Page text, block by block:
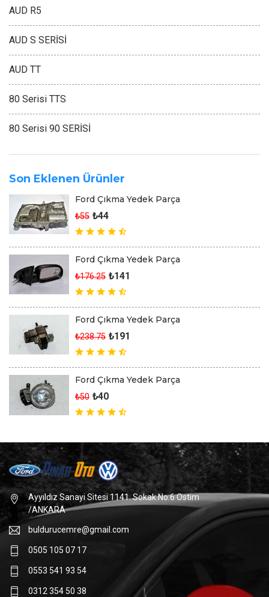
AUD R5
AUD S SERİSİ
AUD TT
80 Serisi TTS
80 Serisi 90 SERİSİ
Son Eklenen Ürünler
Ford Çıkma Yedek Parça
₺55 ₺44
Ford Çıkma Yedek Parça
₺176.25 ₺141
Ford Çıkma Yedek Parça
₺238.75 ₺191
Ford Çıkma Yedek Parça
₺50 ₺40
Ayyıldız Sanayi Sitesi 1141. Sokak No:6 Ostim
/ANKARA
buldurucemre@gmail.com
0505 105 07 17
0553 541 93 54
0312 354 50 38